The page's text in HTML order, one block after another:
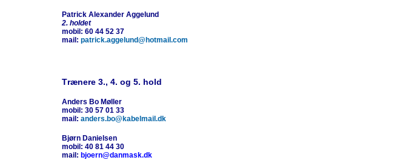
Patrick Alexander Aggelund
2. holdet
mobil: 60 44 52 37
mail: patrick.aggelund@hotmail.com
Trænere 3., 4. og 5. hold
Anders Bo Møller
mobil: 30 57 01 33
mail: anders.bo@kabelmail.dk
Bjørn Danielsen
mobil: 40 81 44 30
mail: bjoern@danmask.dk